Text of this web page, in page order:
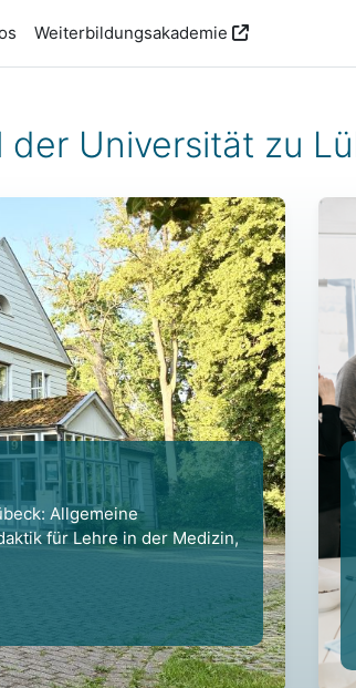
Weiterbildungsakademie
Universität zu
Allgemeine
für Lehre in der Medizin,